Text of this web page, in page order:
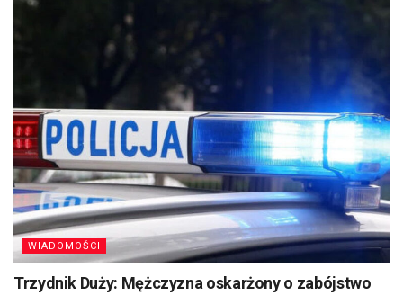
WIADOMOŚCI
Trzydnik Duży: Mężczyzna oskarżony o zabójstwo